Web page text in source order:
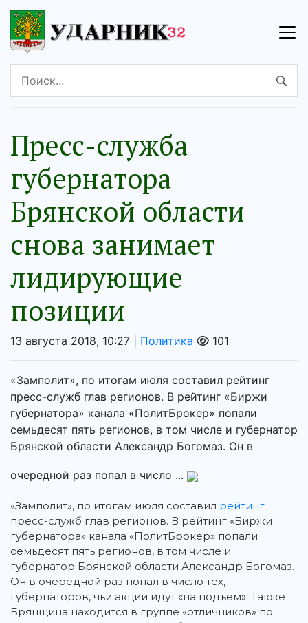
Пресс-служба
губернатора
Брянской области
снова занимает
лидирующие
позиции
13 августа 2018, 10:27 | Политика 101
«Замполит», по итогам июля составил рейтинг
пресс-служб глав регионов. В рейтинг «Биржи
губернатора» канала «ПолитБрокер» попали
семьдесят пять регионов, в том числе и губернатор
Брянской области Александр Богомаз. Он в
очередной раз попал в число ...
«Замполит», по итогам июля составил рейтинг
пресс-служб глав регионов. В рейтинг «Биржи
губернатора» канала «ПолитБрокер» попали
семьдесят пять регионов, в том числе и
губернатор Брянской области Александр Богомаз.
Он в очередной раз попал в число тех,
губернаторов, чьи акции идут «на подъем». Также
Брянщина находится в группе «отличников» по